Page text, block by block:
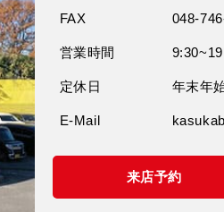
FAX 048-
営業時間
定休日 年末年
E-Mail
来店予約